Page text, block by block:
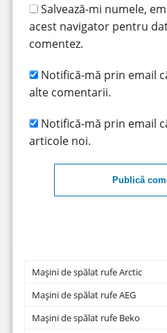
Salvează-mi numele,
acest navigator pentru
comentez.
Notifică-mă prin email
alte comentarii.
Notifică-mă prin email
articole noi.
Publică
Mașini de spălat rufe Arctic
Mașini de spălat rufe AEG
Mașini de spălat rufe Beko